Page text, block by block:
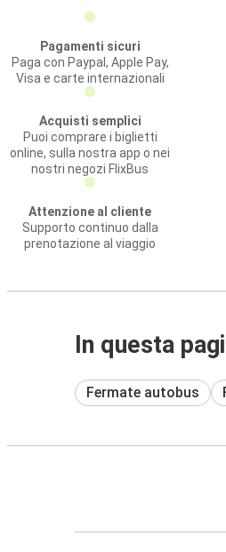
Pagamenti sicuri
Paga con Paypal, Apple Pay,
Visa e carte internazionali
Acquisti semplici
Puoi comprare i biglietti
online, sulla nostra app o nei
nostri negozi FlixBus
Attenzione al cliente
Supporto continuo dalla
prenotazione al viaggio
In questa
Fermate autobus